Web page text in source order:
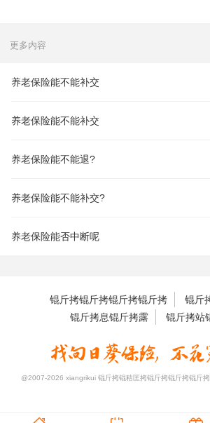
更多内容
养老保险能不能补交
养老保险能不能补交
养老保险能不能退?
养老保险能不能补交?
养老保险能否中断呢
锟斤拷锟斤拷锟斤拷锟斤拷
锟斤
锟斤拷息锟斤拷露
锟斤拷站
@2007-2026 xiangrikui 锟斤拷锟秸匡拷锟斤拷锟斤拷锟斤拷